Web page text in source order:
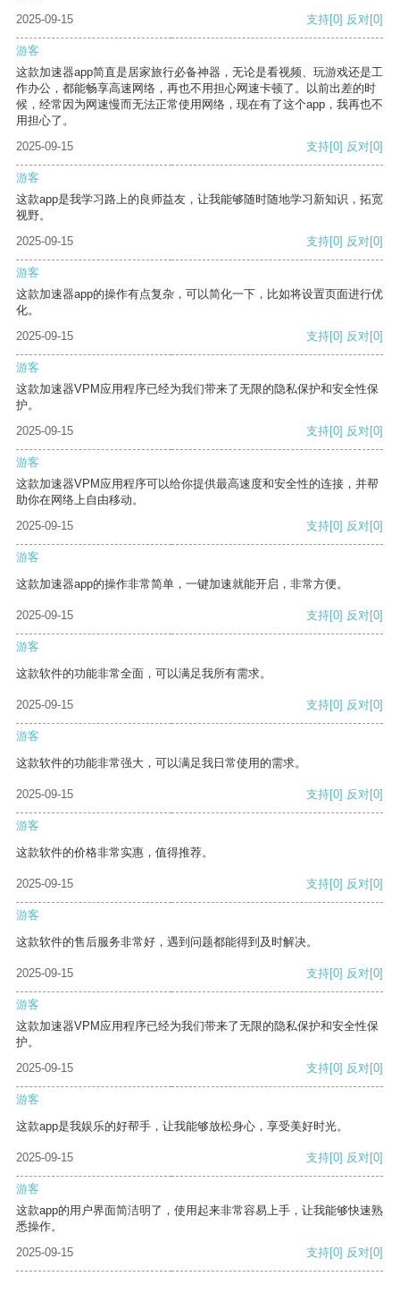
2025-09-15
支持[0] 反对[0]
游客
这款加速器app简直是居家旅行必备神器，无论是看视频、玩游戏还是工
作办公，都能畅享高速网络，再也不用担心网速卡顿了。以前出差的时
候，经常因为网速慢而无法正常使用网络，现在有了这个app，我再也不
用担心了。
2025-09-15
支持[0] 反对[0]
游客
这款app是我学习路上的良师益友，让我能够随时随地学习新知识，拓宽
视野。
2025-09-15
支持[0] 反对[0]
游客
这款加速器app的操作有点复杂，可以简化一下，比如将设置页面进行优
化。
2025-09-15
支持[0] 反对[0]
游客
这款加速器VPM应用程序已经为我们带来了无限的隐私保护和安全性保
护。
2025-09-15
支持[0] 反对[0]
游客
这款加速器VPM应用程序可以给你提供最高速度和安全性的连接，并帮
助你在网络上自由移动。
2025-09-15
支持[0] 反对[0]
游客
这款加速器app的操作非常简单，一键加速就能开启，非常方便。
2025-09-15 支持[0] 反对[0]
游客
这款软件的功能非常全面，可以满足我所有需求。
2025-09-15 支持[0] 反对[0]
游客
这款软件的功能非常强大，可以满足我日常使用的需求。
2025-09-15 支持[0] 反对[0]
游客
这款软件的价格非常实惠，值得推荐。
2025-09-15 支持[0] 反对[0]
游客
这款软件的售后服务非常好，遇到问题都能得到及时解决。
2025-09-15 支持[0] 反对[0]
游客
这款加速器VPM应用程序已经为我们带来了无限的隐私保护和安全性保
护。
2025-09-15
支持[0] 反对[0]
游客
这款app是我娱乐的好帮手，让我能够放松身心，享受美好时光。
2025-09-15 支持[0] 反对[0]
游客
这款app的用户界面简洁明了，使用起来非常容易上手，让我能够快速熟
悉操作。
2025-09-15
支持[0] 反对[0]